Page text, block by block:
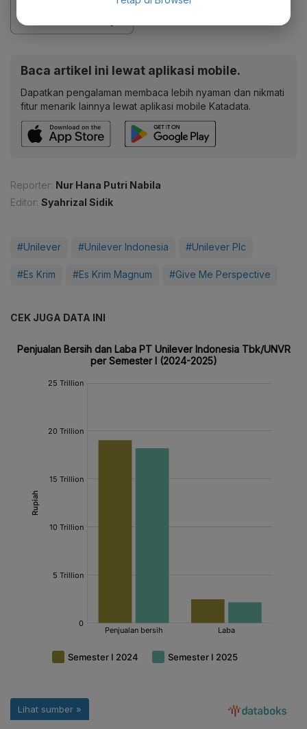
Baca artikel ini lewat aplikasi mobile.
Dapatkan pengalaman membaca lebih nyaman dan nikmati
fitur menarik lainnya lewat aplikasi mobile Katadata.
Reporter: Nur Hana Putri Nabila
Editor: Syahrizal Sidik
#Unilever #Unilever Indonesia #Unilever Plc
#Es Krim #Es Krim Magnum #Give Me Perspective
CEK JUGA DATA INI